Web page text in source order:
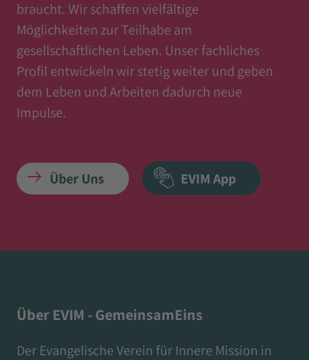
braucht. Wir schaffen vielfältige
Möglichkeiten zur Teilhabe am
gesellschaftlichen Leben. Unser fachliches
Profil entwickeln wir stetig weiter und geben
dem Leben und Arbeiten dadurch neue
Impulse.
Über Uns EVIM App
Über EVIM - GemeinsamEins
Der Evangelische Verein für Innere Mission in